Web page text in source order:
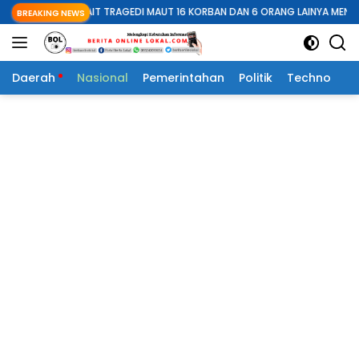
Langsung
ke
konten
BREAKING NEWS
TRAGEDI MAUT 16 KORBAN DAN 6 ORANG LAINYA MENINGGAL DUNIA
Daerah Nasional Pemerintahan Politik Techno